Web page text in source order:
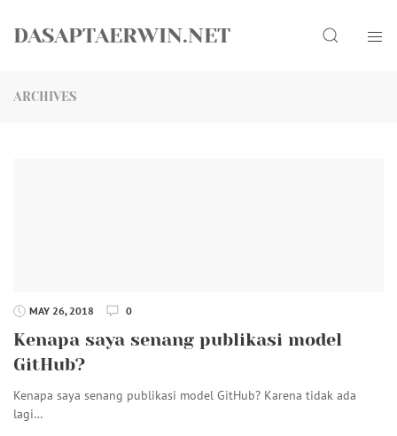
DASAPTAERWIN.NET Search
ARCHIVES
MAY 26, 2018 0
Kenapa saya senang publikasi model
GitHub?
Kenapa saya senang publikasi model GitHub? Karena tidak ada
lagi…